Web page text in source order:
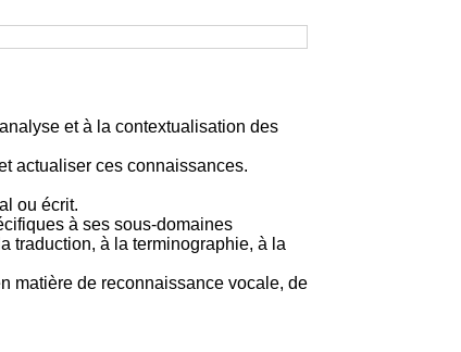
et à la contextualisation des
actualiser ces connaissances.
ou écrit.
à ses sous-domaines
traduction, à la terminographie, à la
matière de reconnaissance vocale, de